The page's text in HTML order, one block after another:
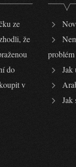
ze
že
do
v
Jak
Jak